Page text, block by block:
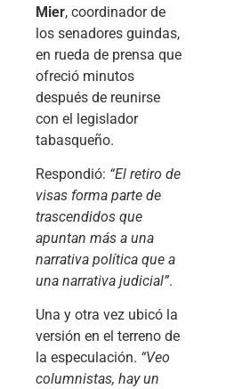
Mier, coordinador de
los senadores guindas,
en rueda de prensa que
ofreció minutos
después de reunirse
con el legislador
tabasqueño.
Respondió: “El retiro de
visas forma parte de
trascendidos que
apuntan más a una
narrativa política que a
una narrativa judicial”.
Una y otra vez ubicó la
versión en el terreno de
la especulación. “Veo
columnistas, hay un